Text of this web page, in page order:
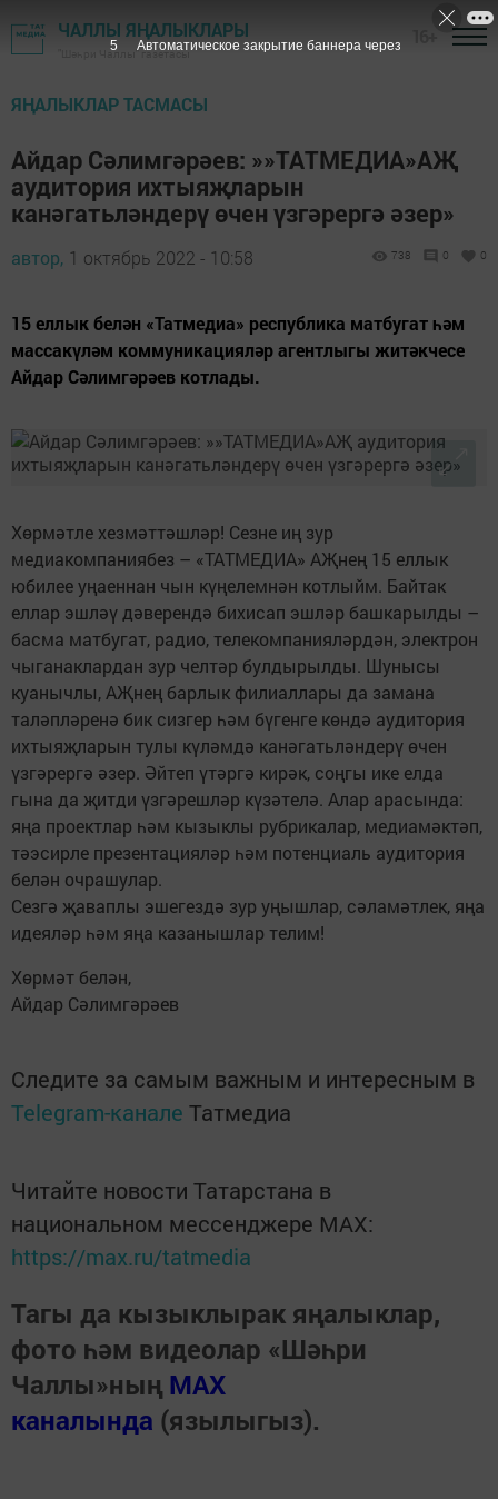
ЧАЛЛЫ ЯҢАЛЫКЛАРЫ
"Шәһри Чаллы" газетасы
ЯҢАЛЫКЛАР ТАСМАСЫ
Айдар Сәлимгәрәев: »»ТАТМЕДИА»АҖ
аудитория ихтыяҗларын
канәгатьләндерү өчен үзгәрергә әзер»
автор, 1 октябрь 2022 - 10:58 738 0 0
15 еллык белән «Татмедиа» республика матбугат һәм
массакүләм коммуникацияләр агентлыгы житәкчесе
Айдар Сәлимгәрәев котлады.
Хөрмәтле хезмәттәшләр! Сезне иң зур
медиакомпаниябез – «ТАТМЕДИА» АҖнең 15 еллык
юбилее уңаеннан чын күңелемнән котлыйм. Байтак
еллар эшләү дәверендә бихисап эшләр башкарылды –
басма матбугат, радио, телекомпанияләрдән, электрон
чыганаклардан зур челтәр булдырылды. Шунысы
куанычлы, АҖнең барлык филиаллары да замана
таләпләренә бик сизгер һәм бүгенге көндә аудитория
ихтыяҗларын тулы күләмдә канәгатьләндерү өчен
үзгәрергә әзер. Әйтеп үтәргә кирәк, соңгы ике елда
гына да җитди үзгәрешләр күзәтелә. Алар арасында:
яңа проектлар һәм кызыклы рубрикалар, медиамәктәп,
тәэсирле презентацияләр һәм потенциаль аудитория
белән очрашулар.
Сезгә җаваплы эшегездә зур уңышлар, сәламәтлек, яңа
идеяләр һәм яңа казанышлар телим!
Хөрмәт белән,
Айдар Сәлимгәрәев
Следите за самым важным и интересным в
Telegram-канале Татмедиа
Читайте новости Татарстана в
национальном мессенджере MАХ:
https://max.ru/tatmedia
Тагы да кызыклырак яңалыклар,
фото һәм видеолар «Шәһри
Чаллы»ның MAX
каналында (язылыгыз).
4 Автоматическое закрытие баннера через